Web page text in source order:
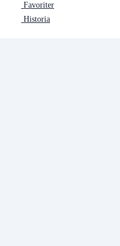
Favoriter
Historia